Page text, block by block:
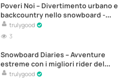
Poveri Noi – Divertimento urbano e
backcountry nello snowboard -
Documentario
trulygood
3
Snowboard Diaries – Avventure
estreme con i migliori rider del
mondo – Documentario (Episodio 5)
trulygood